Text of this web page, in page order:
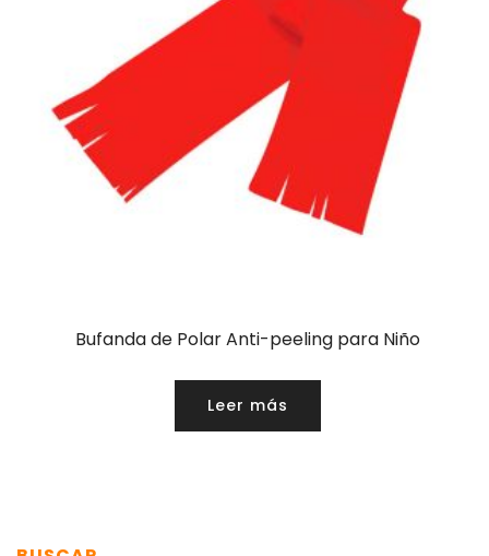
Bufanda de Polar Anti-peeling para Niño
Leer más